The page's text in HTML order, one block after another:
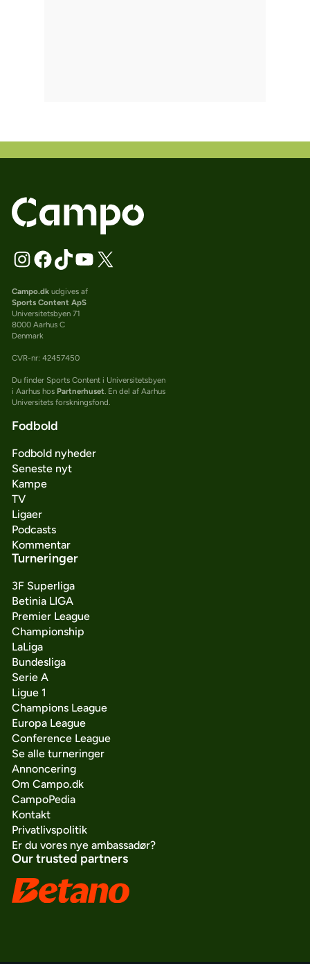
Campo.dkudgives af
Sports Content ApS
Universitetsbyen 71
8000 Aarhus C
Denmark
CVR-nr: 42457450
Du finder Sports Content i Universitetsbyen
i Aarhus hos Partnerhuset. En del af Aarhus
Universitets forskningsfond.
Fodbold
Fodbold nyheder
Seneste nyt
Kampe
TV
Ligaer
Podcasts
Kommentar
Turneringer
3F Superliga
Betinia LIGA
Premier League
Championship
LaLiga
Bundesliga
Serie A
Ligue 1
Champions League
Europa League
Conference League
Se alle turneringer
Annoncering
Om Campo.dk
CampoPedia
Kontakt
Privatlivspolitik
Er du vores nye ambassadør?
Our trusted partners